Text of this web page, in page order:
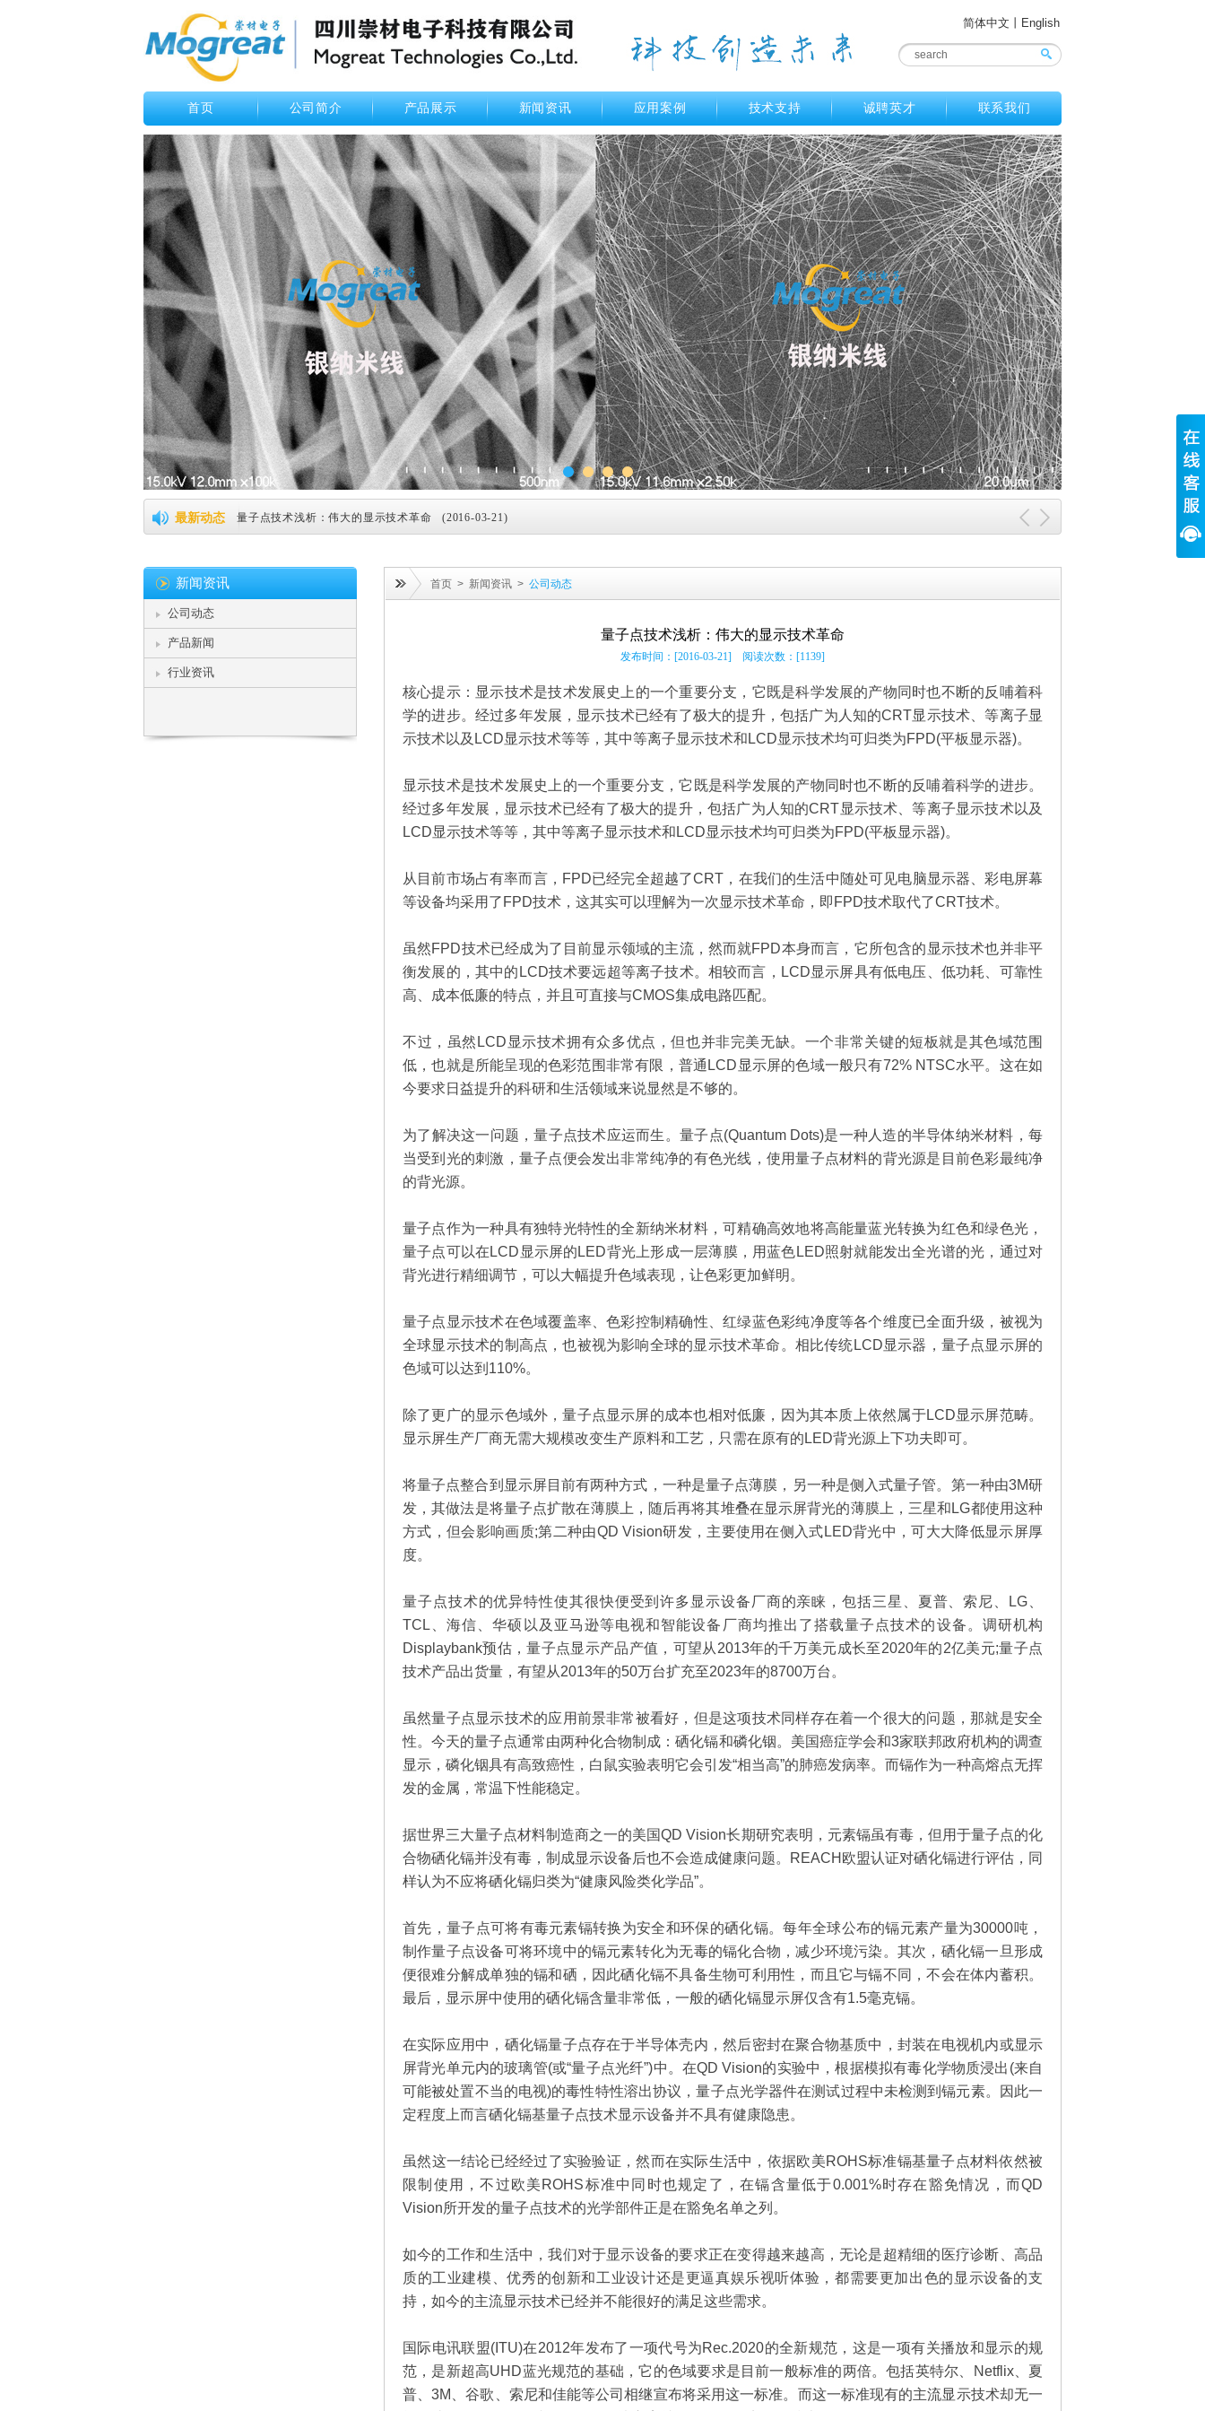
简体中文 English
首页 公司简介 产品展示 新闻资讯 应用案例 技术支持 诚聘英才 联系我们
最新动态
纳米银线助力柔性屏幕，柔性触摸屏有望明年实现产业化 (2016-03-20)
量子点技术浅析：伟大的显示技术革命 (2016-03-21)
触摸屏最新技术：纳米银线 + 石墨烯 = 柔性混合电极 (2016-09-21)
全球首款直接金属喷墨3D打印机突破金属制造工艺 (2016-11-04)
纳米银透明导电薄膜之精密涂布工艺 （Coating Process） (2018-02-03)
LGD入股NanoSys 加速布局QLED市场 (2018-09-20)
LG入局量子点（QD），众多膜企将受益 (2018-09-20)
新闻资讯
公司动态
产品新闻
行业资讯
首页 > 新闻资讯 > 公司动态
量子点技术浅析：伟大的显示技术革命
发布时间：[2016-03-21] 阅读次数：[1139]
核心提示：显示技术是技术发展史上的一个重要分支，它既是科学发展的产物同时也不断的反哺着科
学的进步。经过多年发展，显示技术已经有了极大的提升，包括广为人知的CRT显示技术、等离子显
示技术以及LCD显示技术等等，其中等离子显示技术和LCD显示技术均可归类为FPD(平板显示器)。
显示技术是技术发展史上的一个重要分支，它既是科学发展的产物同时也不断的反哺着科学的进步。
经过多年发展，显示技术已经有了极大的提升，包括广为人知的CRT显示技术、等离子显示技术以及
LCD显示技术等等，其中等离子显示技术和LCD显示技术均可归类为FPD(平板显示器)。
从目前市场占有率而言，FPD已经完全超越了CRT，在我们的生活中随处可见电脑显示器、彩电屏幕
等设备均采用了FPD技术，这其实可以理解为一次显示技术革命，即FPD技术取代了CRT技术。
虽然FPD技术已经成为了目前显示领域的主流，然而就FPD本身而言，它所包含的显示技术也并非平
衡发展的，其中的LCD技术要远超等离子技术。相较而言，LCD显示屏具有低电压、低功耗、可靠性
高、成本低廉的特点，并且可直接与CMOS集成电路匹配。
不过，虽然LCD显示技术拥有众多优点，但也并非完美无缺。一个非常关键的短板就是其色域范围
低，也就是所能呈现的色彩范围非常有限，普通LCD显示屏的色域一般只有72% NTSC水平。这在如
今要求日益提升的科研和生活领域来说显然是不够的。
为了解决这一问题，量子点技术应运而生。量子点(Quantum Dots)是一种人造的半导体纳米材料，每
当受到光的刺激，量子点便会发出非常纯净的有色光线，使用量子点材料的背光源是目前色彩最纯净
的背光源。
量子点作为一种具有独特光特性的全新纳米材料，可精确高效地将高能量蓝光转换为红色和绿色光，
量子点可以在LCD显示屏的LED背光上形成一层薄膜，用蓝色LED照射就能发出全光谱的光，通过对
背光进行精细调节，可以大幅提升色域表现，让色彩更加鲜明。
量子点显示技术在色域覆盖率、色彩控制精确性、红绿蓝色彩纯净度等各个维度已全面升级，被视为
全球显示技术的制高点，也被视为影响全球的显示技术革命。相比传统LCD显示器，量子点显示屏的
色域可以达到110%。
除了更广的显示色域外，量子点显示屏的成本也相对低廉，因为其本质上依然属于LCD显示屏范畴。
显示屏生产厂商无需大规模改变生产原料和工艺，只需在原有的LED背光源上下功夫即可。
将量子点整合到显示屏目前有两种方式，一种是量子点薄膜，另一种是侧入式量子管。第一种由3M研
发，其做法是将量子点扩散在薄膜上，随后再将其堆叠在显示屏背光的薄膜上，三星和LG都使用这种
方式，但会影响画质;第二种由QD Vision研发，主要使用在侧入式LED背光中，可大大降低显示屏厚
度。
量子点技术的优异特性使其很快便受到许多显示设备厂商的亲睐，包括三星、夏普、索尼、LG、
TCL、海信、华硕以及亚马逊等电视和智能设备厂商均推出了搭载量子点技术的设备。调研机构
Displaybank预估，量子点显示产品产值，可望从2013年的千万美元成长至2020年的2亿美元;量子点
技术产品出货量，有望从2013年的50万台扩充至2023年的8700万台。
虽然量子点显示技术的应用前景非常被看好，但是这项技术同样存在着一个很大的问题，那就是安全
性。今天的量子点通常由两种化合物制成：硒化镉和磷化铟。美国癌症学会和3家联邦政府机构的调查
显示，磷化铟具有高致癌性，白鼠实验表明它会引发“相当高”的肺癌发病率。而镉作为一种高熔点无挥
发的金属，常温下性能稳定。
据世界三大量子点材料制造商之一的美国QD Vision长期研究表明，元素镉虽有毒，但用于量子点的化
合物硒化镉并没有毒，制成显示设备后也不会造成健康问题。REACH欧盟认证对硒化镉进行评估，同
样认为不应将硒化镉归类为“健康风险类化学品”。
首先，量子点可将有毒元素镉转换为安全和环保的硒化镉。每年全球公布的镉元素产量为30000吨，
制作量子点设备可将环境中的镉元素转化为无毒的镉化合物，减少环境污染。其次，硒化镉一旦形成
便很难分解成单独的镉和硒，因此硒化镉不具备生物可利用性，而且它与镉不同，不会在体内蓄积。
最后，显示屏中使用的硒化镉含量非常低，一般的硒化镉显示屏仅含有1.5毫克镉。
在实际应用中，硒化镉量子点存在于半导体壳内，然后密封在聚合物基质中，封装在电视机内或显示
屏背光单元内的玻璃管(或“量子点光纤”)中。在QD Vision的实验中，根据模拟有毒化学物质浸出(来自
可能被处置不当的电视)的毒性特性溶出协议，量子点光学器件在测试过程中未检测到镉元素。因此一
定程度上而言硒化镉基量子点技术显示设备并不具有健康隐患。
虽然这一结论已经经过了实验验证，然而在实际生活中，依据欧美ROHS标准镉基量子点材料依然被
限制使用，不过欧美ROHS标准中同时也规定了，在镉含量低于0.001%时存在豁免情况，而QD
Vision所开发的量子点技术的光学部件正是在豁免名单之列。
如今的工作和生活中，我们对于显示设备的要求正在变得越来越高，无论是超精细的医疗诊断、高品
质的工业建模、优秀的创新和工业设计还是更逼真娱乐视听体验，都需要更加出色的显示设备的支
持，如今的主流显示技术已经并不能很好的满足这些需求。
国际电讯联盟(ITU)在2012年发布了一项代号为Rec.2020的全新规范，这是一项有关播放和显示的规
范，是新超高UHD蓝光规范的基础，它的色域要求是目前一般标准的两倍。包括英特尔、Netflix、夏
普、3M、谷歌、索尼和佳能等公司相继宣布将采用这一标准。而这一标准现有的主流显示技术却无一